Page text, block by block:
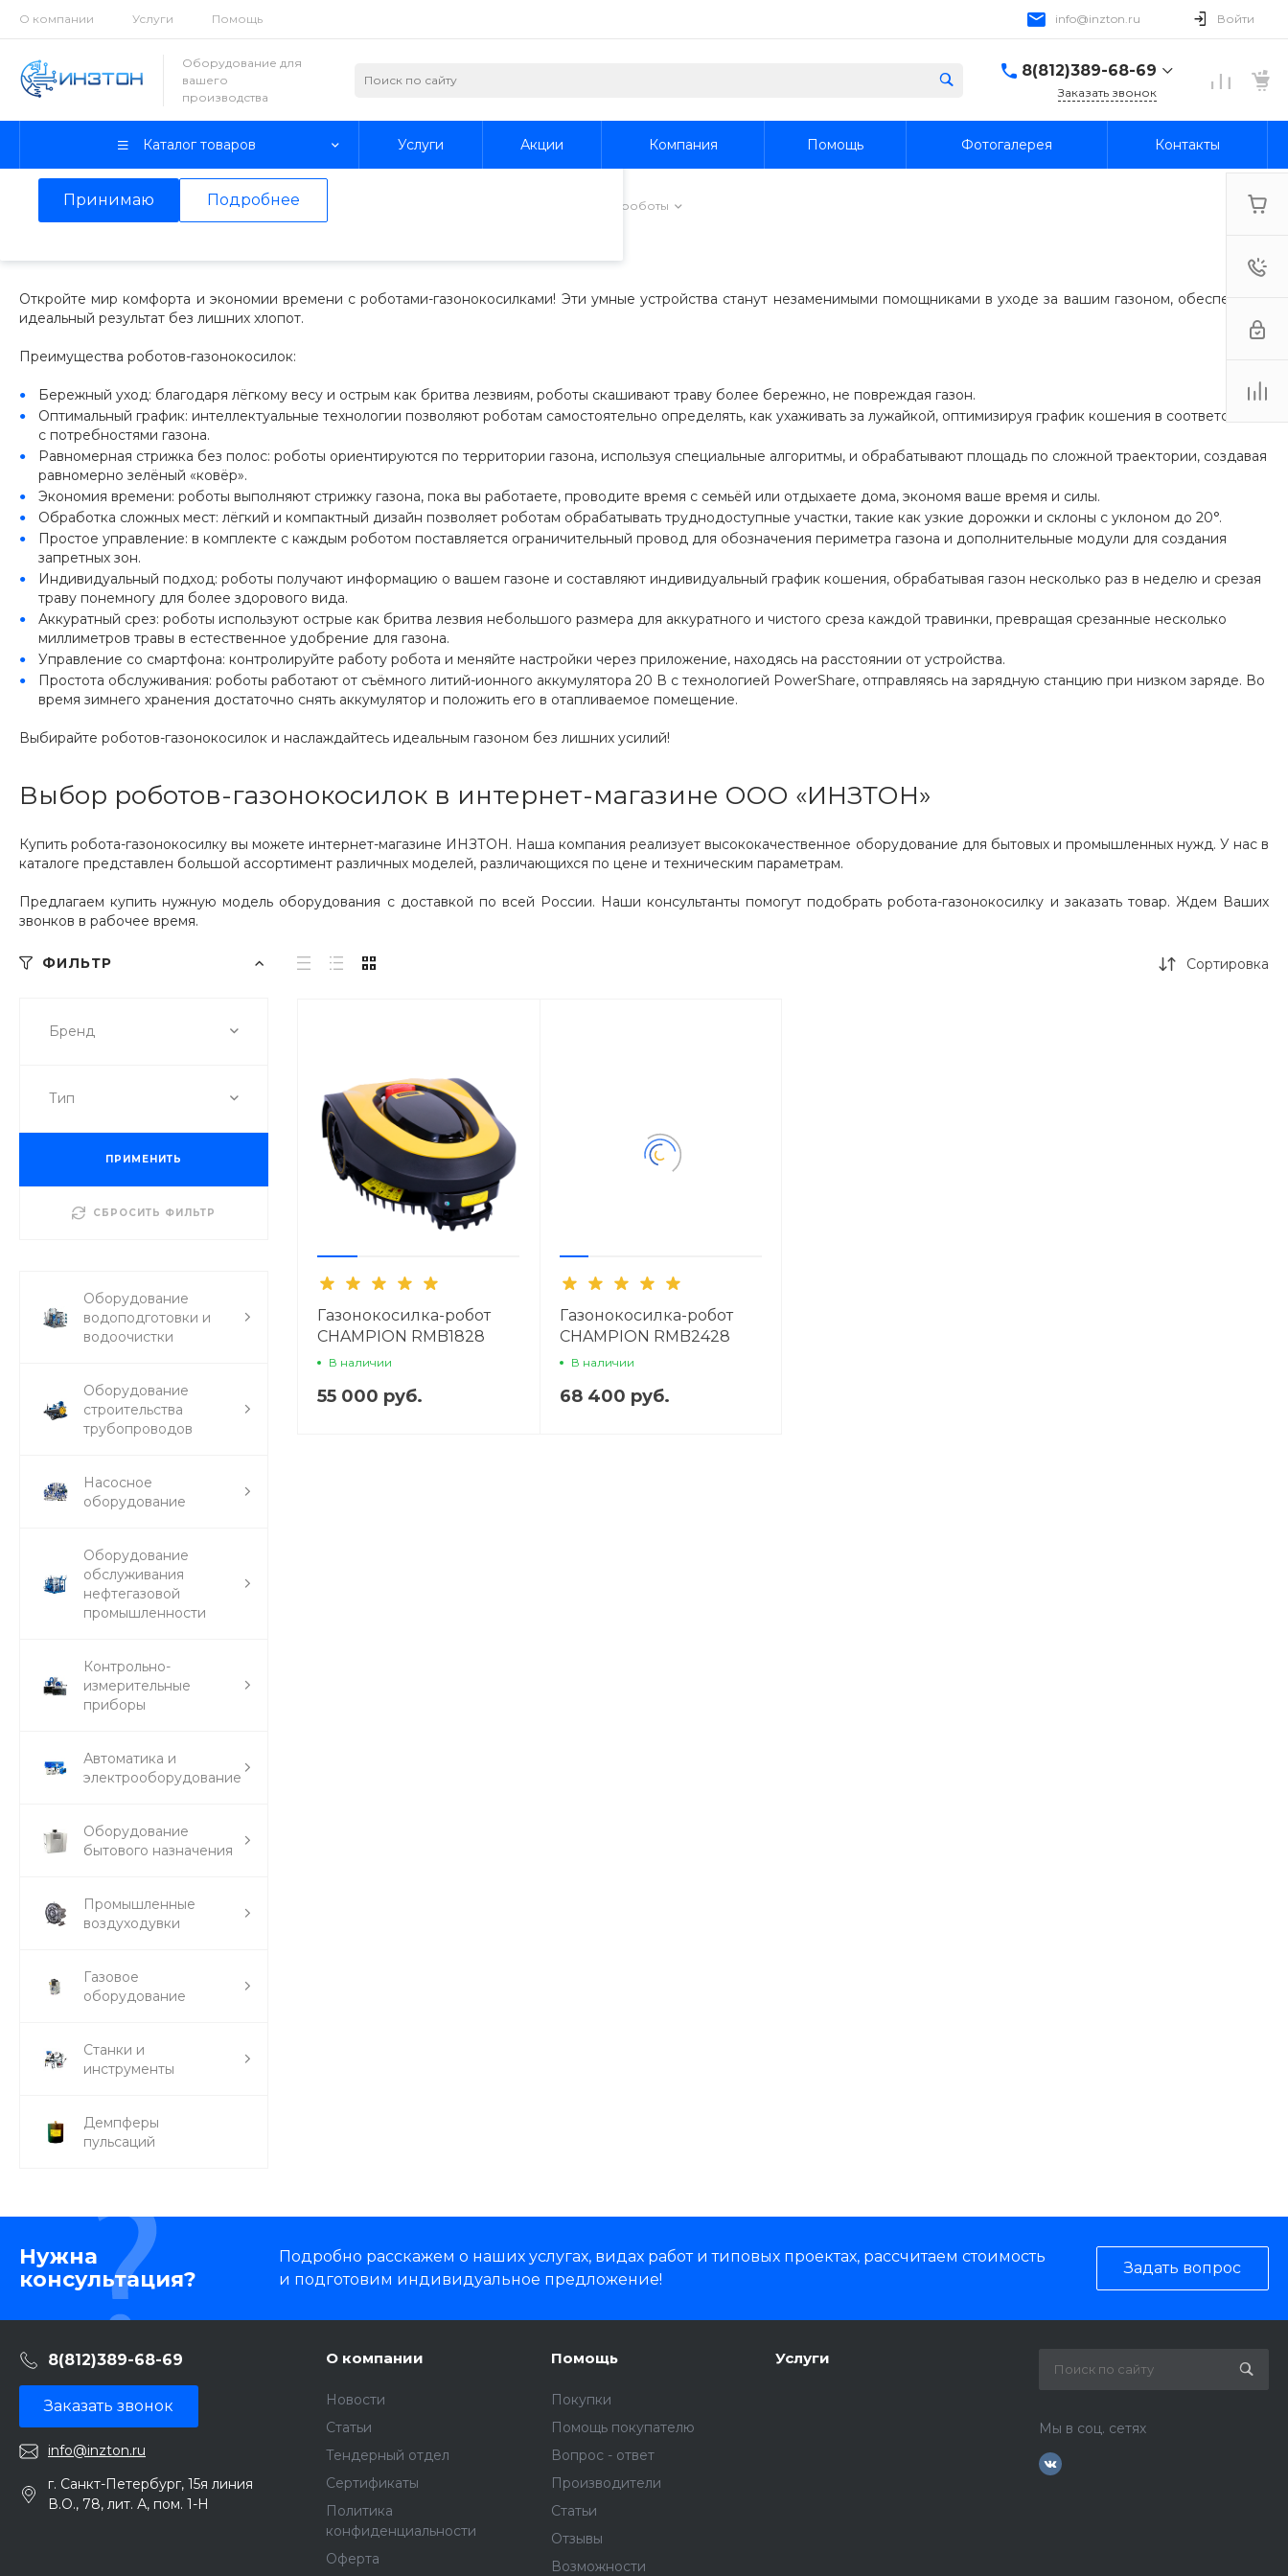
Мы используем файлы cookie, разработанные нашими специалистами и
третьими лицами, для анализа событий на нашем веб-сайте. Продолжая
просмотр страниц нашего сайта, вы принимаете условия его использования.
Более подробные сведения смотрите
в Политике конфиденциальности.
Принимаю Подробнее
О компании Услуги Помощь info@inzton.ru Войти
Оборудование для
вашего
производства
8(812)389-68-69
г. Санкт-Петербург,
Заказать звонок
Каталог товаров Услуги Акции Компания Помощь Фотогалерея Контакты
Главная / Каталог товаров Станки и инструменты Газонокосилки-роботы
Откройте мир комфорта и экономии времени с роботами-газонокосилками! Эти умные устройства станут незаменимыми помощниками в уходе за вашим газоном, обеспечивая
идеальный результат без лишних хлопот.
Преимущества роботов-газонокосилок:
Бережный уход: благодаря лёгкому весу и острым как бритва лезвиям, роботы скашивают траву более бережно, не повреждая газон.
Оптимальный график: интеллектуальные технологии позволяют роботам самостоятельно определять, как ухаживать за лужайкой, оптимизируя график кошения в соответствии
с потребностями газона.
Равномерная стрижка без полос: роботы ориентируются по территории газона, используя специальные алгоритмы, и обрабатывают площадь по сложной траектории, создавая
равномерно зелёный «ковёр».
Экономия времени: роботы выполняют стрижку газона, пока вы работаете, проводите время с семьёй или отдыхаете дома, экономя ваше время и силы.
Обработка сложных мест: лёгкий и компактный дизайн позволяет роботам обрабатывать труднодоступные участки, такие как узкие дорожки и склоны с уклоном до 20°.
Простое управление: в комплекте с каждым роботом поставляется ограничительный провод для обозначения периметра газона и дополнительные модули для создания
запретных зон.
Индивидуальный подход: роботы получают информацию о вашем газоне и составляют индивидуальный график кошения, обрабатывая газон несколько раз в неделю и срезая
траву понемногу для более здорового вида.
Аккуратный срез: роботы используют острые как бритва лезвия небольшого размера для аккуратного и чистого среза каждой травинки, превращая срезанные несколько
миллиметров травы в естественное удобрение для газона.
Управление со смартфона: контролируйте работу робота и меняйте настройки через приложение, находясь на расстоянии от устройства.
Простота обслуживания: роботы работают от съёмного литий-ионного аккумулятора 20 В с технологией PowerShare, отправляясь на зарядную станцию при низком заряде. Во
время зимнего хранения достаточно снять аккумулятор и положить его в отапливаемое помещение.
Выбирайте роботов-газонокосилок и наслаждайтесь идеальным газоном без лишних усилий!
Выбор роботов-газонокосилок в интернет-магазине ООО «ИНЗТОН»
Купить робота-газонокосилку вы можете интернет-магазине ИНЗТОН. Наша компания реализует высококачественное оборудование для бытовых и промышленных нужд. У нас в
каталоге представлен большой ассортимент различных моделей, различающихся по цене и техническим параметрам.
Предлагаем купить нужную модель оборудования с доставкой по всей России. Наши консультанты помогут подобрать робота-газонокосилку и заказать товар. Ждем Ваших
звонков в рабочее время.
ФИЛЬТР
Бренд
Тип
ПРИМЕНИТЬ
СБРОСИТЬ ФИЛЬТР
Оборудование
водоподготовки и
водоочистки
Оборудование
строительства
трубопроводов
Насосное
оборудование
Оборудование
обслуживания
нефтегазовой
промышленности
Контрольно-
измерительные
приборы
Автоматика и
электрооборудование
Оборудование
бытового назначения
Промышленные
воздуходувки
Газовое
оборудование
Станки и
инструменты
Демпферы
пульсаций
Сортировка
Газонокосилка-робот
CHAMPION RMB1828
В наличии
55 000 руб.
Газонокосилка-робот
CHAMPION RMB2428
В наличии
68 400 руб.
Нужна
консультация?
Подробно расскажем о наших услугах, видах работ и типовых проектах, рассчитаем стоимость
и подготовим индивидуальное предложение!
Задать вопрос
8(812)389-68-69
Заказать звонок
info@inzton.ru
г. Санкт-Петербург, 15я линия
В.О., 78, лит. А, пом. 1-Н
О компании
Новости
Статьи
Тендерный отдел
Сертификаты
Политика
конфиденциальности
Оферта
Помощь
Покупки
Помощь покупателю
Вопрос - ответ
Производители
Статьи
Отзывы
Возможности
Услуги
Мы в соц. сетях